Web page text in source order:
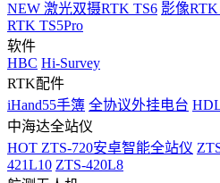
NEW 激光双摄RTK TS6 影像RTK
RTK TS5Pro
软件
HBC Hi-Survey
RTK配件
iHand55手簿 全协议外挂电台
中海达全站仪
HOT ZTS-720安卓智能全站仪
421L10 ZTS-420L8